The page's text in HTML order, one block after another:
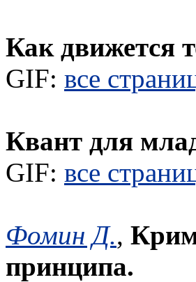
Как движется
GIF: все
Квант для
GIF: все
Фомин Д.,
принципа.